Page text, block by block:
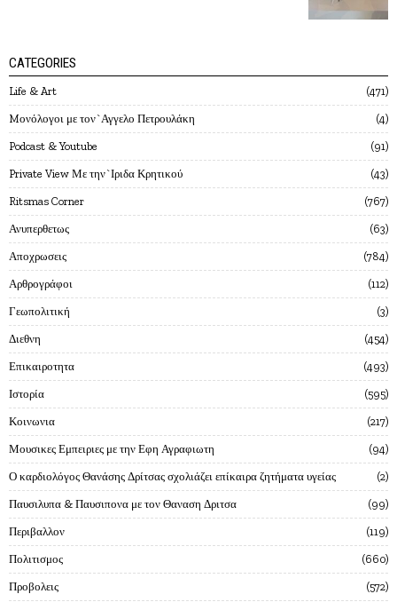
CATEGORIES
Life & Art 471
Mονόλογοι με τον`Αγγελο Πετρουλάκη 4
Podcast & Youtube 91
Private View Με την`Ιριδα Κρητικού 43
Ritsmas Corner 767
Ανυπερθετως 63
Αποχρωσεις 784
Αρθρογράφοι 112
Γεωπολιτική 3
Διεθνη 454
Επικαιροτητα 493
Ιστορία 595
Κοινωνια 217
Μουσικες Εμπειριες με την Εφη Αγραφιωτη 94
Ο καρδιολόγος Θανάσης Δρίτσας σχολιάζει επίκαιρα ζητήματα υγείας 2
Παυσιλυπα & Παυσιπονα με τον Θαναση Δριτσα 99
Περιβαλλον 119
Πολιτισμος 660
Προβολεις 572